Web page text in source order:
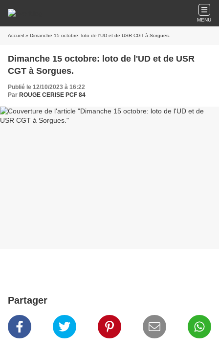
MENU
Accueil » Dimanche 15 octobre: loto de l'UD et de USR CGT à Sorgues.
Dimanche 15 octobre: loto de l'UD et de USR
CGT à Sorgues.
Publié le 12/10/2023 à 16:22
Par ROUGE CERISE PCF 84
Partager